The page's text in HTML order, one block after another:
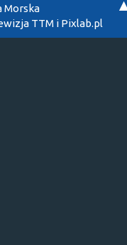
Morska
TTM i Pixlab.pl